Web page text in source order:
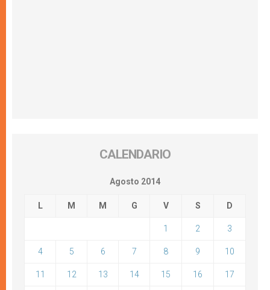
CALENDARIO
Agosto 2014
L M M G V S D
1 2 3
4 5 6 7 8 9 10
11 12 13 14 15 16 17